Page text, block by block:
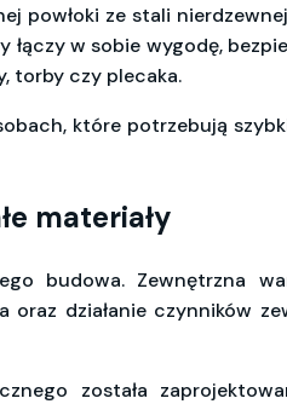
powłoki ze stali
w sobie wygodę,
torby czy plecaka.
które potrzebują
materiały
budowa. Zewnętrzna
oraz działanie czynników
została